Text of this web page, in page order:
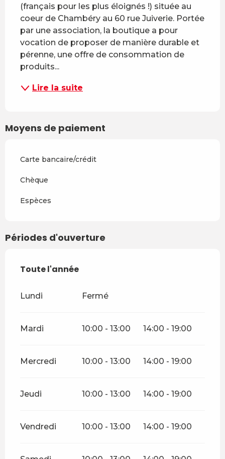
(français pour les plus éloignés !) située au
coeur de Chambéry au 60 rue Juiverie. Portée
par une association, la boutique a pour
vocation de proposer de manière durable et
pérenne, une offre de consommation de
produits...
Lire la suite
Moyens de paiement
Carte bancaire/crédit
Chèque
Espèces
Périodes d'ouverture
Toute l'année
Toute l'année
Lundi Fermé
Mardi 10:00 - 13:00 14:00 - 19:00
Mercredi 10:00 - 13:00 14:00 - 19:00
Jeudi 10:00 - 13:00 14:00 - 19:00
Vendredi 10:00 - 13:00 14:00 - 19:00